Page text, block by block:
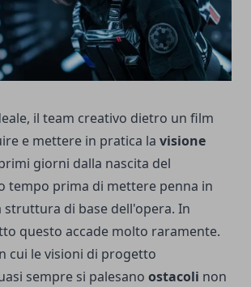
il team creativo dietro un film
e mettere in pratica la visione
giorni dalla nascita del
tempo prima di mettere penna in
struttura di base dell'opera. In
questo accade molto raramente.
cui le visioni di progetto
sempre si palesano ostacoli non